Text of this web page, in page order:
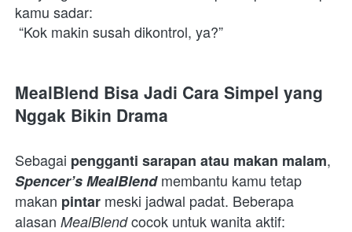
kamu sadar:
“Kok makin susah dikontrol, ya?”
MealBlend Bisa Jadi Cara Simpel yang
Nggak Bikin Drama
Sebagai pengganti sarapan atau makan malam
Spencer’s MealBlend membantu kamu tetap
makan pintar meski jadwal padat. Beberapa
alasan MealBlend cocok untuk wanita aktif: